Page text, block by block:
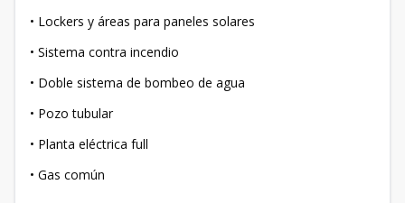
• Lockers y áreas para paneles solares
• Sistema contra incendio
• Doble sistema de bombeo de agua
• Pozo tubular
• Planta eléctrica full
• Gas común